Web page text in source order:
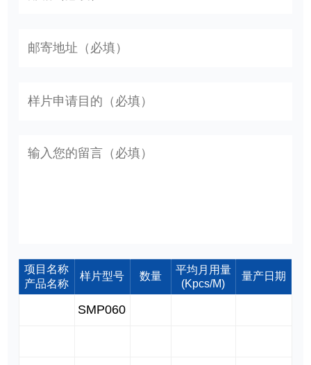
项目名称
产品名称
样片型号 数量
平均月用量
(Kpcs/M)
量产日期